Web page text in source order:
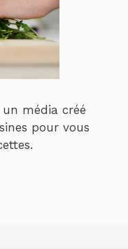
média créé
pour vous